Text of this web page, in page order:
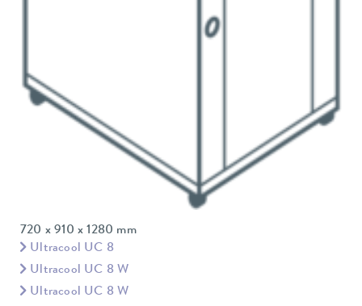
720 x 910 x 1280 mm
Ultracool UC 8
Ultracool UC 8 W
Ultracool UC 8 W